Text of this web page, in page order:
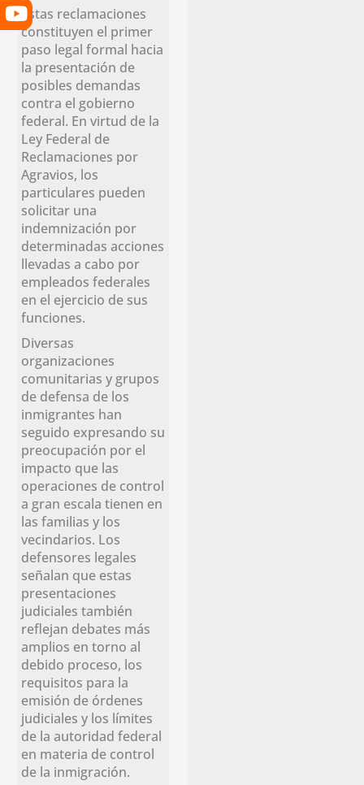
Estas reclamaciones
constituyen el primer
paso legal formal hacia
la presentación de
posibles demandas
contra el gobierno
federal. En virtud de la
Ley Federal de
Reclamaciones por
Agravios, los
particulares pueden
solicitar una
indemnización por
determinadas acciones
llevadas a cabo por
empleados federales
en el ejercicio de sus
funciones.
Diversas
organizaciones
comunitarias y grupos
de defensa de los
inmigrantes han
seguido expresando su
preocupación por el
impacto que las
operaciones de control
a gran escala tienen en
las familias y los
vecindarios. Los
defensores legales
señalan que estas
presentaciones
judiciales también
reflejan debates más
amplios en torno al
debido proceso, los
requisitos para la
emisión de órdenes
judiciales y los límites
de la autoridad federal
en materia de control
de la inmigración.